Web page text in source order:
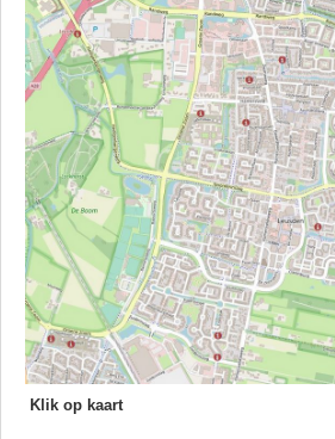
Klik op kaart